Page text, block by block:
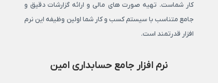
کار شماست. تهیه صورت های مالی و ارائه گزارشات دقیق و
جامع متناسب با سیستم کسب و کار شما اولین وظیفه این نرم
افزار قدرتمند است.
نرم افزار جامع حسابداری امین